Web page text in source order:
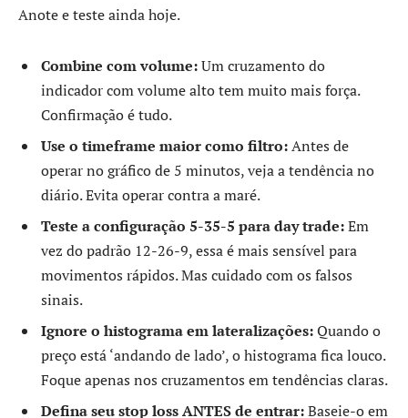
Anote e teste ainda hoje.
Combine com volume:Um cruzamento do
indicador com volume alto tem muito mais força.
Confirmação é tudo.
Use o timeframe maior como filtro:Antes de
operar no gráfico de 5 minutos, veja a tendência no
diário. Evita operar contra a maré.
Teste a configuração 5-35-5 para day trade:Em
vez do padrão 12-26-9, essa é mais sensível para
movimentos rápidos. Mas cuidado com os falsos
sinais.
Ignore o histograma em lateralizações:Quando o
preço está ‘andando de lado’, o histograma fica louco.
Foque apenas nos cruzamentos em tendências claras.
Defina seu stop loss ANTES de entrar:Baseie-o em